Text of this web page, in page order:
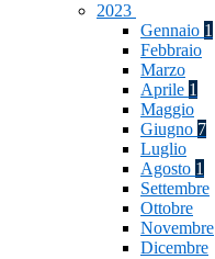
2023
Gennaio 1
Febbraio
Marzo
Aprile 1
Maggio
Giugno 7
Luglio
Agosto 1
Settembre
Ottobre
Novembre
Dicembre